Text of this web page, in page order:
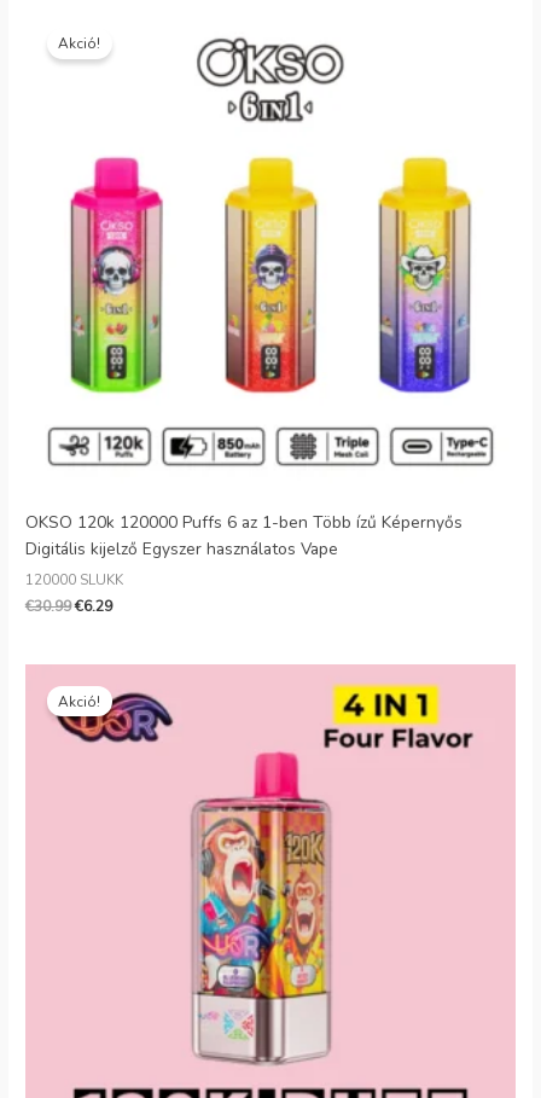
Akció!
OKSO 120k 120000 Puffs 6 az 1-ben Több ízű Képernyős
Digitális kijelző Egyszer használatos Vape
120000 SLUKK
€30.99
ár:
€30.99.
€6.29
Akció!
ár:
€30.99.
ár:
€6.12.